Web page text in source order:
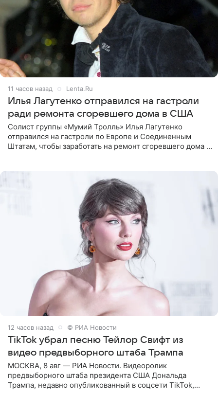
11 часов назад Lenta.Ru
Илья Лагутенко отправился на гастроли
ради ремонта сгоревшего дома в США
Солист группы «Мумий Тролль» Илья Лагутенко
отправился на гастроли по Европе и Соединенным
Штатам, чтобы заработать на ремонт сгоревшего дома в
12 часов назад © РИА Новости
TikTok убрал песню Тейлор Свифт из
видео предвыборного штаба Трампа
МОСКВА, 8 авг — РИА Новости. Видеоролик
предвыборного штаба президента США Дональда
Трампа, недавно опубликованный в соцсети TikTok,